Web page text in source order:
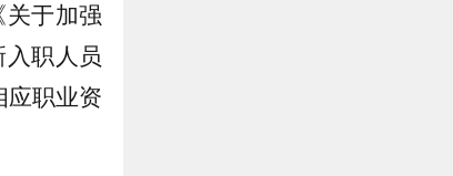
于加强
职人员
应职业资